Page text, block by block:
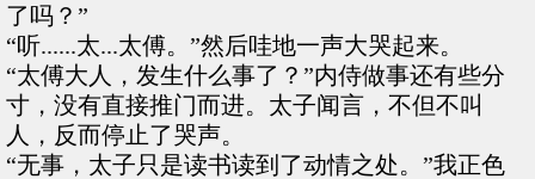
了吗？”
“听......太...太傅。”然后哇地一声大哭起来。
“太傅大人，发生什么事了？”内侍做事还有些分
寸，没有直接推门而进。太子闻言，不但不叫
人，反而停止了哭声。
“无事，太子只是读书读到了动情之处。”我正色